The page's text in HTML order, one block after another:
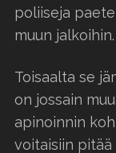
poliiseja
muun jalkoihin.
Toisaalta se
on jossain
apinoinnin
voitaisiin pitää